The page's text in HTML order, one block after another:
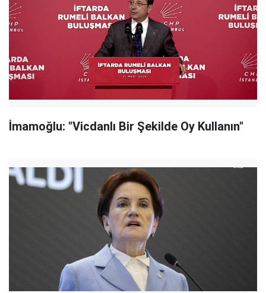
İmamoğlu: "Vicdanlı Bir Şekilde Oy Kullanın"